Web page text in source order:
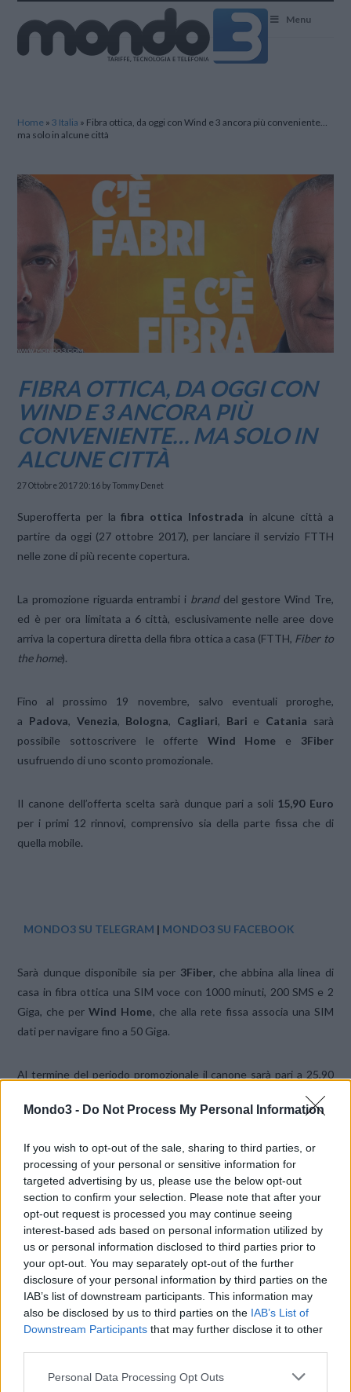
Mondo3 - Do Not Process My Personal Information
If you wish to opt-out of the sale, sharing to third parties, or
processing of your personal or sensitive information for
targeted advertising by us, please use the below opt-out
section to confirm your selection. Please note that after your
opt-out request is processed you may continue seeing
interest-based ads based on personal information utilized by
us or personal information disclosed to third parties prior to
your opt-out. You may separately opt-out of the further
disclosure of your personal information by third parties on the
IAB’s list of downstream participants. This information may
also be disclosed by us to third parties on the IAB’s List of
Downstream Participants that may further disclose it to other
Personal Data Processing Opt Outs
Menu
Home »3 Italia » Fibra ottica, da oggi con Wind e 3 ancora più conveniente…
ma solo in alcune città
FIBRA OTTICA, DA OGGI CON
WIND E 3 ANCORA PIÙ
CONVENIENTE… MA SOLO IN
ALCUNE CITTÀ
27 Ottobre 2017 20:16 by Tommy Denet
Superofferta per lafibra ottica Infostrada in alcune città a
partire da oggi (27 ottobre 2017), per lanciare il servizio FTTH
nelle zone di più recente copertura.
La promozione riguarda entrambi i branddel gestore Wind Tre,
ed è per ora limitata a 6 città, esclusivamente nelle aree dove
arriva la copertura diretta della fibra ottica a casa (FTTH, Fiber to
the home).
Fino al prossimo 19 novembre, salvo eventuali proroghe,
a Padova, Venezia, Bologna, Cagliari, Bari e Catania sarà
possibile sottoscrivere le offerte Wind Home e 3Fiber
usufruendo di uno sconto promozionale.
Il canone dell’offerta scelta sarà dunque pari a soli 15,90 Euro
per i primi 12 rinnovi, comprensivo sia della parte fissa che di
quella mobile.
MONDO3 SU TELEGRAM | MONDO3 SU FACEBOOK
Sarà dunque disponibile sia per 3Fiber, che abbina alla linea di
casa in fibra ottica una SIM voce con 1000 minuti, 200 SMS e 2
Giga, che perWind Home, che alla rete fissa associa una SIM
dati per navigare fino a 50 Giga.
Al termine del periodo promozionale il canone sarà pari a 25,90
Euro a rinnovo. L’offerta non è compatibile con quella a prezzo
bloccato per già clienti Wind o 3 Italia.
CONDIVIDI QUESTO ARTICOLO:
E-mail LinkedIn Facebook
X Mastodon Telegram
WhatsApp Stampa Altro
LE MIGLIORI OFFERTE AMAZON